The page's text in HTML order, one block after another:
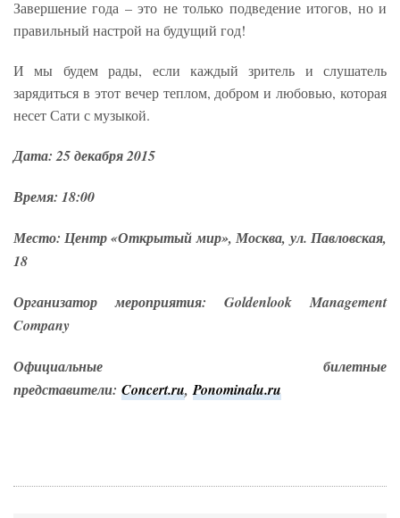
Завершение года – это не только подведение итогов, но и
правильный настрой на будущий год!
И мы будем рады, если каждый зритель и слушатель
зарядиться в этот вечер теплом, добром и любовью, которая
несет Сати с музыкой.
Дата: 25 декабря 2015
Время: 18:00
Место: Центр «Открытый мир», Москва, ул. Павловская,
18
Организатор мероприятия: Goldenlook Management
Company
Официальные билетные
представители: Concert.ru,Ponominalu.ru